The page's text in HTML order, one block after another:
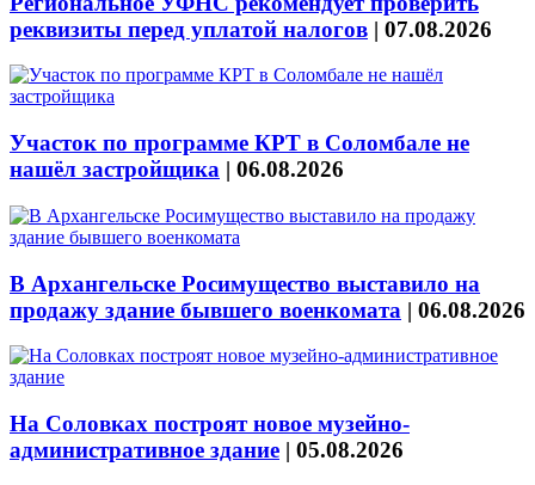
реквизиты перед уплатой налогов | 07.08.2026
Участок по программе КРТ в Соломбале не
нашёл застройщика | 06.08.2026
В Архангельске Росимущество выставило на
продажу здание бывшего военкомата | 06.08.2026
На Соловках построят новое музейно-
административное здание | 05.08.2026